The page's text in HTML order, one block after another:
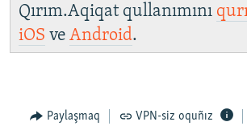
Qırım.Aqiqat qullanımını
iOS ve Android.
Paylaşmaq VPN-siz oquñız